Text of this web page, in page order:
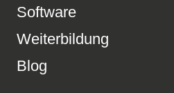
Software
Weiterbildung
Blog